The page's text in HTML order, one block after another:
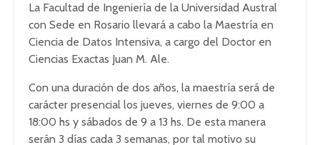
La Facultad de Ingeniería de la Universidad Austral
con Sede en Rosario llevará a cabo la Maestría en
Ciencia de Datos Intensiva, a cargo del Doctor en
Ciencias Exactas Juan M. Ale.
Con una duración de dos años, la maestría será de
carácter presencial los jueves, viernes de 9:00 a
18:00 hs y sábados de 9 a 13 hs. De esta manera
serán 3 días cada 3 semanas, por tal motivo su